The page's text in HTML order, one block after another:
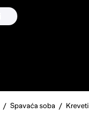
Spavaća soba Kreveti